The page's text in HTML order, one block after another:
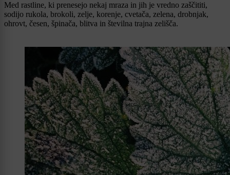
Med rastline, ki prenesejo nekaj mraza in jih je vredno zaščititi,
sodijo rukola, brokoli, zelje, korenje, cvetača, zelena, drobnjak,
ohrovt, česen, špinača, blitva in številna trajna zelišča.